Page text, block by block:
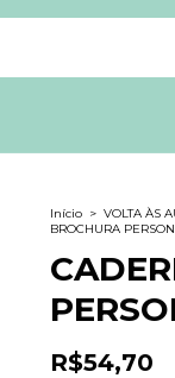
Início > VOLTA ÀS
BROCHURA
R$54,70